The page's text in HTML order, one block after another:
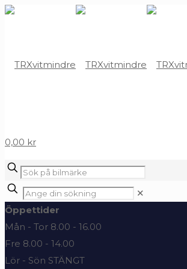
0,00 kr
✕
Öppettider
Mån - Tor 8.00 - 16.00
Fre 8.00 - 14.00
Lör - Sön STÄNGT